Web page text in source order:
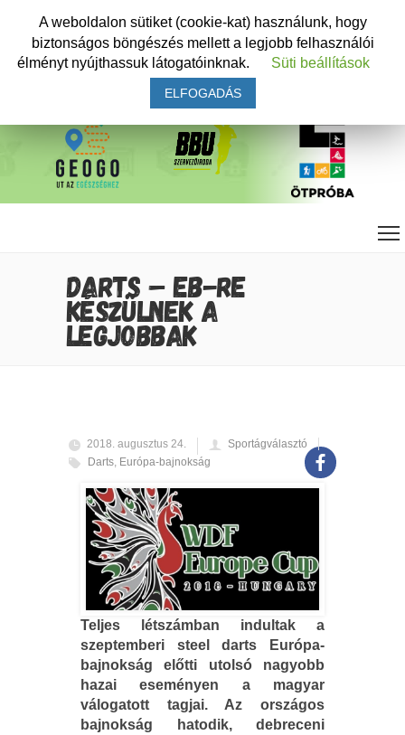
DARTS – EB-RE
KÉSZÜLNEK A
LEGJOBBAK
2018. augusztus 24.
Sportágválasztó
Darts, Európa-bajnokság
Teljes létszámban indultak a
szeptemberi steel darts Európa-
bajnokság előtti utolsó nagyobb
hazai eseményen a magyar
válogatott tagjai. Az országos
bajnokság hatodik, debreceni
A weboldalon sütiket (cookie-kat) használunk, hogy
biztonságos böngészés mellett a legjobb felhasználói
élményt nyújthassuk látogatóinknak.
Süti beállítások
ELFOGADÁS